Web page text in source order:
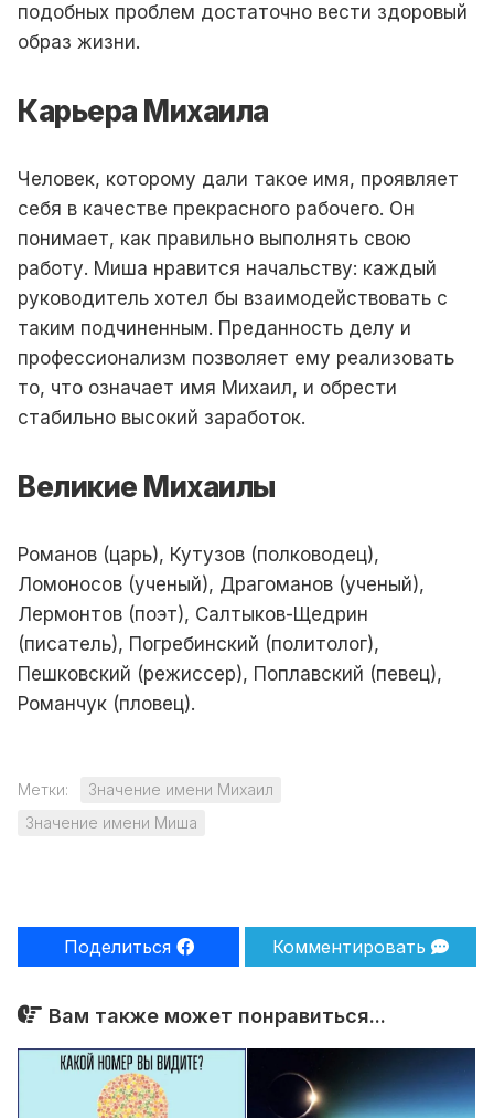
подобных проблем достаточно вести здоровый
образ жизни.
Карьера Михаила
Человек, которому дали такое имя, проявляет
себя в качестве прекрасного рабочего. Он
понимает, как правильно выполнять свою
работу. Миша нравится начальству: каждый
руководитель хотел бы взаимодействовать с
таким подчиненным. Преданность делу и
профессионализм позволяет ему реализовать
то, что означает имя Михаил, и обрести
стабильно высокий заработок.
Великие Михаилы
Романов (царь), Кутузов (полководец),
Ломоносов (ученый), Драгоманов (ученый),
Лермонтов (поэт), Салтыков-Щедрин
(писатель), Погребинский (политолог),
Пешковский (режиссер), Поплавский (певец),
Романчук (пловец).
Метки:
Значение имени Михаил
Значение имени Миша
Поделиться Комментировать
Вам также может понравиться...